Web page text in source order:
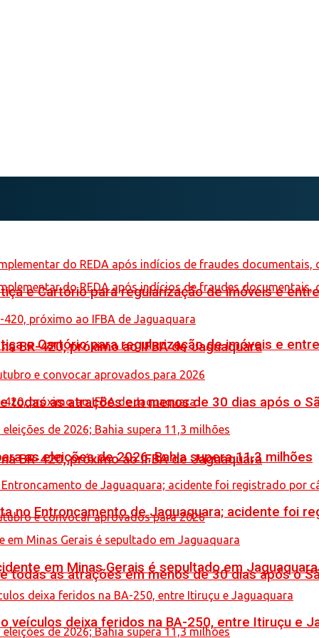
e Cartório para regularização de imóveis e
BR-420, próximo ao IFBA de Jaguaquara
todas as atrações em menos de 30 dias após o
e Cartório para regularização de imóveis e
BR-420, próximo ao IFBA de Jaguaquara
todas as atrações em menos de 30 dias após o
as eleições de 2026; Bahia supera 11,3 milhões
no Entroncamento de Jaguaquara; acidente foi
em Minas Gerais é sepultado em Jaguaquara
veículos deixa feridos na BA-250, entre Itiruçu e